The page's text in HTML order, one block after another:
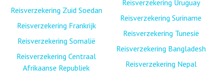
Reisverzekering Zuid Soedan
Reisverzekering Frankrijk
Reisverzekering Somalië
Reisverzekering Centraal
Afrikaanse Republiek
Reisverzekering Uruguay
Reisverzekering Suriname
Reisverzekering Tunesië
Reisverzekering Bangladesh
Reisverzekering Nepal